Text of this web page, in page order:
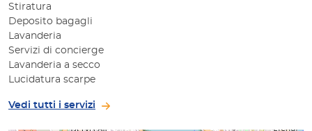
Stiratura
Deposito bagagli
Lavanderia
Servizi di concierge
Lavanderia a secco
Lucidatura scarpe
Vedi tutti i servizi